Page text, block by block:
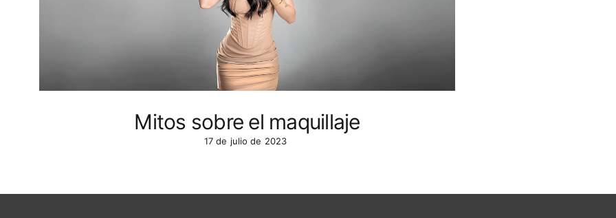
Mitos sobre el maquillaje
17 de julio de 2023